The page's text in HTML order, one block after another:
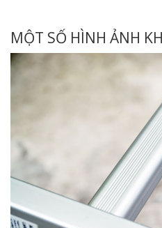
MỘT SỐ HÌNH ẢNH